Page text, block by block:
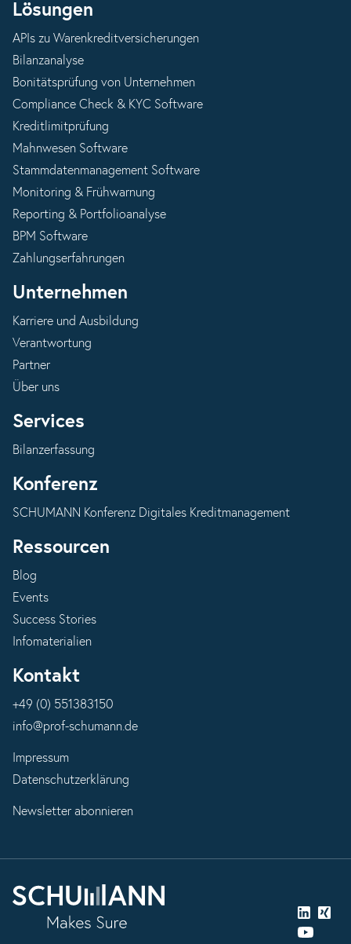
Lösungen
APIs zu Warenkreditversicherungen
Bilanzanalyse
Bonitätsprüfung von Unternehmen
Compliance Check & KYC Software
Kreditlimitprüfung
Mahnwesen Software
Stammdatenmanagement Software
Monitoring & Frühwarnung
Reporting & Portfolioanalyse
BPM Software
Zahlungserfahrungen
Unternehmen
Karriere und Ausbildung
Verantwortung
Partner
Über uns
Services
Bilanzerfassung
Konferenz
SCHUMANN Konferenz Digitales Kreditmanagement
Ressourcen
Blog
Events
Success Stories
Infomaterialien
Kontakt
+49 (0) 551383150
info@prof-schumann.de
Impressum
Datenschutzerklärung
Newsletter abonnieren
LinkedIn
Xing
YouTube